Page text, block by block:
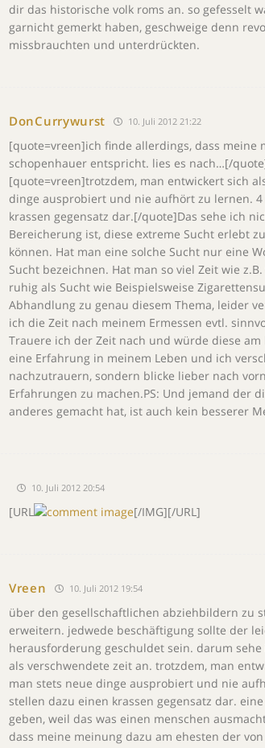
dir das historische volk roms an. so gefesselt
garnicht gemerkt haben, geschweige denn
missbrauchten und unterdrückten.
DonCurrywurst 10. Juli 2012 21:22
[quote=vreen]ich finde allerdings, dass meine
schopenhauer entspricht. lies es nach…[/
[quote=vreen]trotzdem, man entwickert sich
dinge ausprobiert und nie aufhört zu lernen.
krassen gegensatz dar.[/quote]Das sehe ich
Bereicherung ist, diese extreme Sucht erlebt
können. Hat man eine solche Sucht nur eine
Sucht bezeichnen. Hat man so viel Zeit wie
ruhig als Sucht wie Beispielsweise
Abhandlung zu genau diesem Thema, leider
ich die Zeit nach meinem Ermessen evtl.
Trauere ich der Zeit nach und würde diese am
eine Erfahrung in meinem Leben und ich
nachzutrauern, sondern blicke lieber nach
Erfahrungen zu machen.PS: Und jemand der
anderes gemacht hat, ist auch kein besserer
10. Juli 2012 20:54
[URL [/IMG][/URL]
Vreen 10. Juli 2012 19:54
über den gesellschaftlichen abziehbildern zu
erweitern. jedwede beschäftigung sollte der
herausforderung geschuldet sein. darum
als verschwendete zeit an. trotzdem, man
man stets neue dinge ausprobiert und nie
stellen dazu einen krassen gegensatz dar.
geben, weil das was einen menschen
dass meine meinung dazu am ehesten der